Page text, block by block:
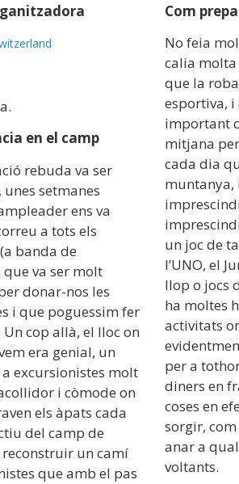
en el camp
rebuda va ser
setmanes
ens va
a tots els
banda de
que va ser molt
donar-nos les
i que poguessim fer
cop allà, el lloc on
era genial, un
excursionistes molt
i còmode on
els àpats cada
del camp de
un camí
que amb el pas
Com
No feia
calia molta
que la
esportiva, i
important
mitjana
cada dia
muntanya,
un joc de
l’UNO, el
llop o jocs
ha moltes
activitats
per a
diners en
coses en
sorgir,
anar a
voltants.